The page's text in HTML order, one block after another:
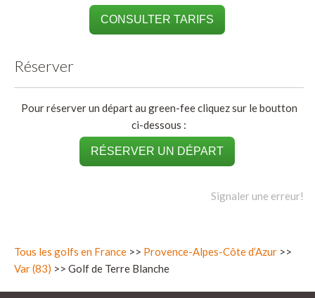
CONSULTER TARIFS
Réserver
Pour réserver un départ au green-fee cliquez sur le boutton
ci-dessous :
RÉSERVER UN DÉPART
Signaler une erreur!
Tous les golfs en France >> Provence-Alpes-Côte d’Azur >>
Var (83) >> Golf de Terre Blanche